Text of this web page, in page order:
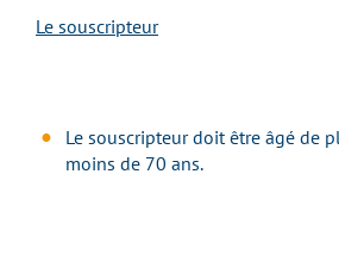
Le souscripteur
Le souscripteur doit être âgé de
moins de 70 ans.